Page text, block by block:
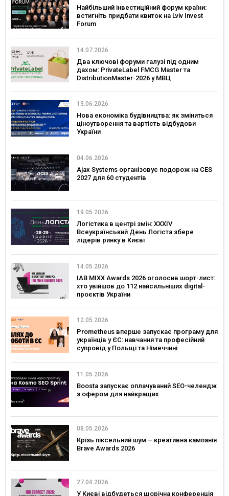
Найбільший інвестиційний форум країни:
встигніть придбати квиток на Lviv Invest
Forum
14.07.2026
Два ключові форуми галузі під одним
дахом: PrivateLabel FMCG Master та
DistributionMaster-2026 у МВЦ
13.06.2026
Нова економіка будівництва: як зміниться
ціноутворення та вартість відбудови
України
04.06.2026
Ajax Systems організовує подорож на CES
2027 для 60 студентів
19.05.2026
Логістика в центрі змін: XXXIV
Всеукраїнський День Логіста збере
лідерів ринку в Києві
14.05.2026
IAB MIXX Awards 2026 оголосив шорт-лист:
хто увійшов до 112 найсильніших digital-
проєктів України
12.05.2026
Prometheus вперше запускає програму для
українців у ЄС: навчання та професійний
супровід у Польщі та Німеччині
11.05.2026
Boosta запускає оплачуваний SEO-челендж
з офером для найкращих
08.05.2026
Крізь піксельний шум – креативна кампанія
Brave Awards 2026
27.04.2026
У Києві відбудеться щорічна конференція